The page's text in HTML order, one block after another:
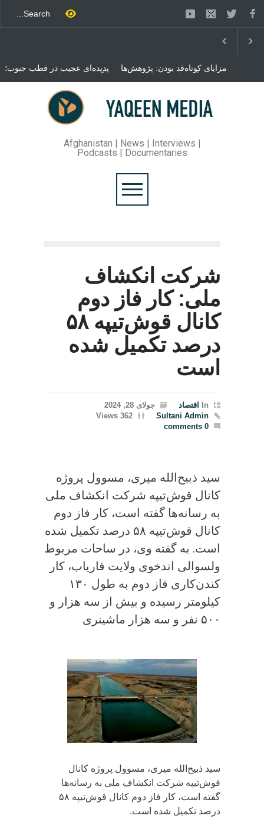
پدیده‌ای عجیب در قطب جنوب؛
پنگوئنی که هزاران بار در روز
می‌خوابد
مزایای کوتاه‌قد بودن: پژوهش‌ها
از فواید آن برای سلامتی
می‌گویند
محمدباقر قالیباف، رئیس
مجلس ایران، با انتقاد تند از
سیاست‌های دونالد ترمپ اعلام
کرد که واشنگتن تلاش دارد با
روند گفتگوها را از مسیر
مذاکره به سمت تسلیم سوق
دهد.
Afghanistan | News | Interviews |
Podcasts | Documentaries
شرکت انکشاف
ملی: کار فاز دوم
کانال قوش‌تیپه ۵۸
درصد تکمیل شده
است
In اقتصاد
جولای 28, 2024
Sultani Admin
362 Views
0 comments
سید ذبیح‌الله میری، مسوول پروژه
کانال قوش‌تیپه شرکت انکشاف ملی
به رسانه‌ها گفته است، کار فاز دوم
کانال قوش‌تیپه ۵۸ درصد تکمیل شده
است. به گفته وی، در ساحات مربوط
ولسوالی اندخوی ولایت فاریاب، کار
کندن‌کاری فاز دوم به طول ۱۳۰
کیلومتر رسیده و بیش از سه هزار و
۵۰۰ نفر و سه هزار ماشینری
سید ذبیح‌الله میری، مسوول پروژه کانال
قوش‌تیپه شرکت انکشاف ملی به رسانه‌ها
گفته است، کار فاز دوم کانال قوش‌تیپه ۵۸
درصد تکمیل شده است.